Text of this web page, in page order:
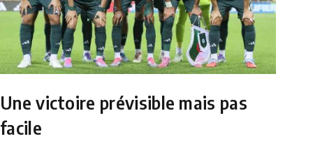
Une victoire prévisible mais pas
facile